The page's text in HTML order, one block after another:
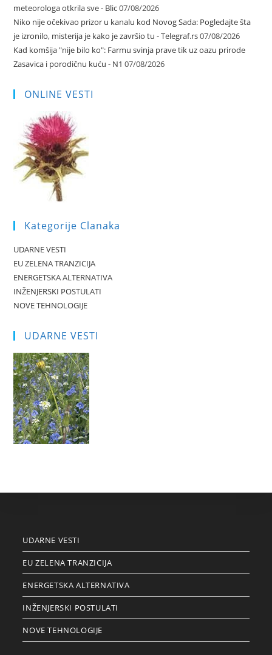
meteorologa otkrila sve - Blic07/08/2026
Niko nije očekivao prizor u kanalu kod Novog Sada: Pogledajte šta
je izronilo, misterija je kako je završio tu - Telegraf.rs07/08/2026
Kad komšija "nije bilo ko": Farmu svinja prave tik uz oazu prirode
Zasavica i porodičnu kuću - N1 07/08/2026
ONLINE VESTI
Kategorije Clanaka
UDARNE VESTI
EU ZELENA TRANZICIJA
ENERGETSKA ALTERNATIVA
INŽENJERSKI POSTULATI
NOVE TEHNOLOGIJE
UDARNE VESTI
UDARNE VESTI
EU ZELENA TRANZICIJA
ENERGETSKA ALTERNATIVA
INŽENJERSKI POSTULATI
NOVE TEHNOLOGIJE